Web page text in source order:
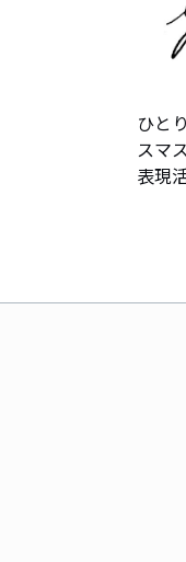
ひと
スマ
表現